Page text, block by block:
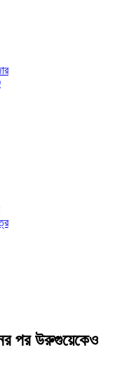
পর উরুগুয়েকেও